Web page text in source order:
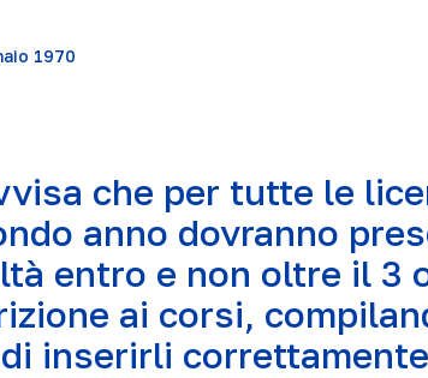
1970
che per tutte le
anno dovranno
entro e non oltre il 3
ai corsi,
inserirli